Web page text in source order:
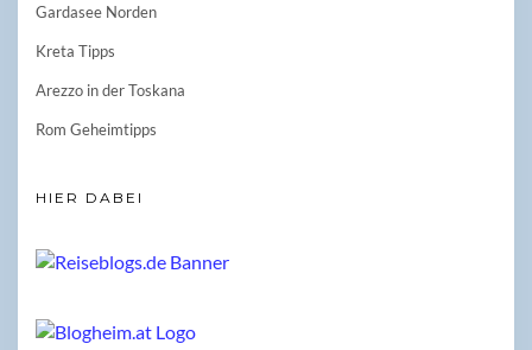
Gardasee Norden
Kreta Tipps
Arezzo in der Toskana
Rom Geheimtipps
HIER DABEI